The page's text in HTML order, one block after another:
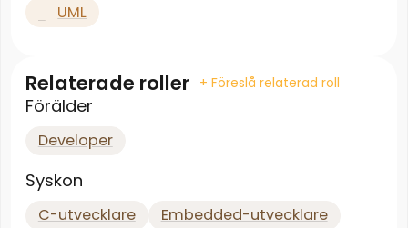
UML
Relaterade roller + Föreslå relaterad roll
Förälder
Developer
Syskon
C-utvecklare Embedded-utvecklare